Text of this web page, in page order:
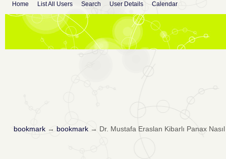
Home List All Users Search User Details Calendar
bookmark→ bookmark→ Dr. Mustafa Eraslan Kibarlı Panax Nasıl